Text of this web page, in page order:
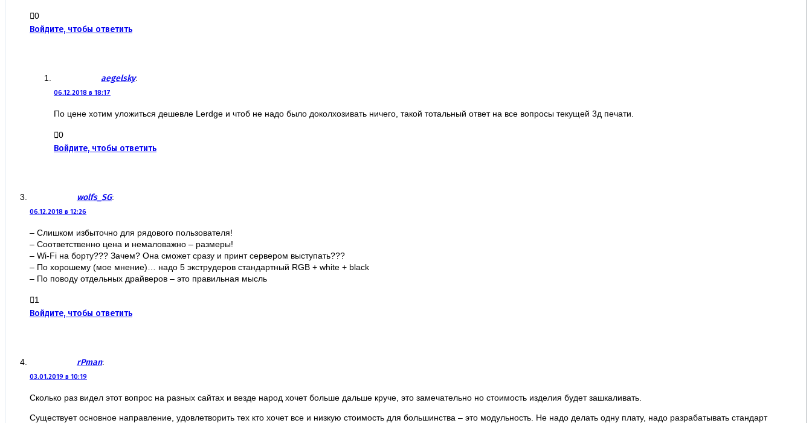
0
Войдите, чтобы ответить
aegelsky:
06.12.2018 в 18:17
По цене хотим уложиться дешевле Lerdge и чтоб не надо было доколхозивать ничего, такой тотальный ответ на все вопросы текущей 3д печати.
0
Войдите, чтобы ответить
wolfs_SG:
06.12.2018 в 12:26
– Слишком избыточно для рядового пользователя!
– Соответственно цена и немаловажно – размеры!
– Wi-Fi на борту??? Зачем? Она сможет сразу и принт сервером выступать???
– По хорошему (мое мнение)… надо 5 экструдеров стандартный RGB + white + black
– По поводу отдельных драйверов – это правильная мысль
1
Войдите, чтобы ответить
rPman:
03.01.2019 в 10:19
Сколько раз видел этот вопрос на разных сайтах и везде народ хочет больше дальше круче, это замечательно но стоимость изделия будет зашкаливать.
Существует основное направление, удовлетворить тех кто хочет все и низкую стоимость для большинства – это модульность. Не надо делать одну плату, надо разрабатывать стандарт